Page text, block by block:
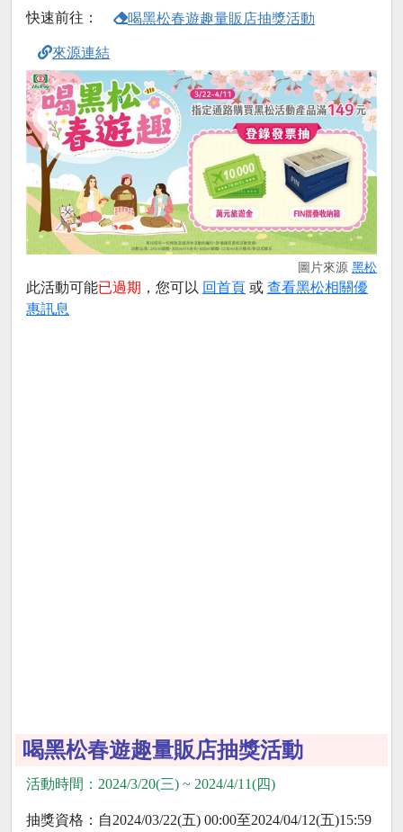
快速前往： 喝黑松春遊趣量販店抽獎活動
來源連結
圖片來源 黑松
此活動可能已過期 ，您可以 回首頁 或 查看黑松相關優
惠訊息
喝黑松春遊趣量販店抽獎活動
活動時間：2024/3/20(三) ~ 2024/4/11(四)
抽獎資格：自2024/03/22(五) 00:00至2024/04/12(五)15:59